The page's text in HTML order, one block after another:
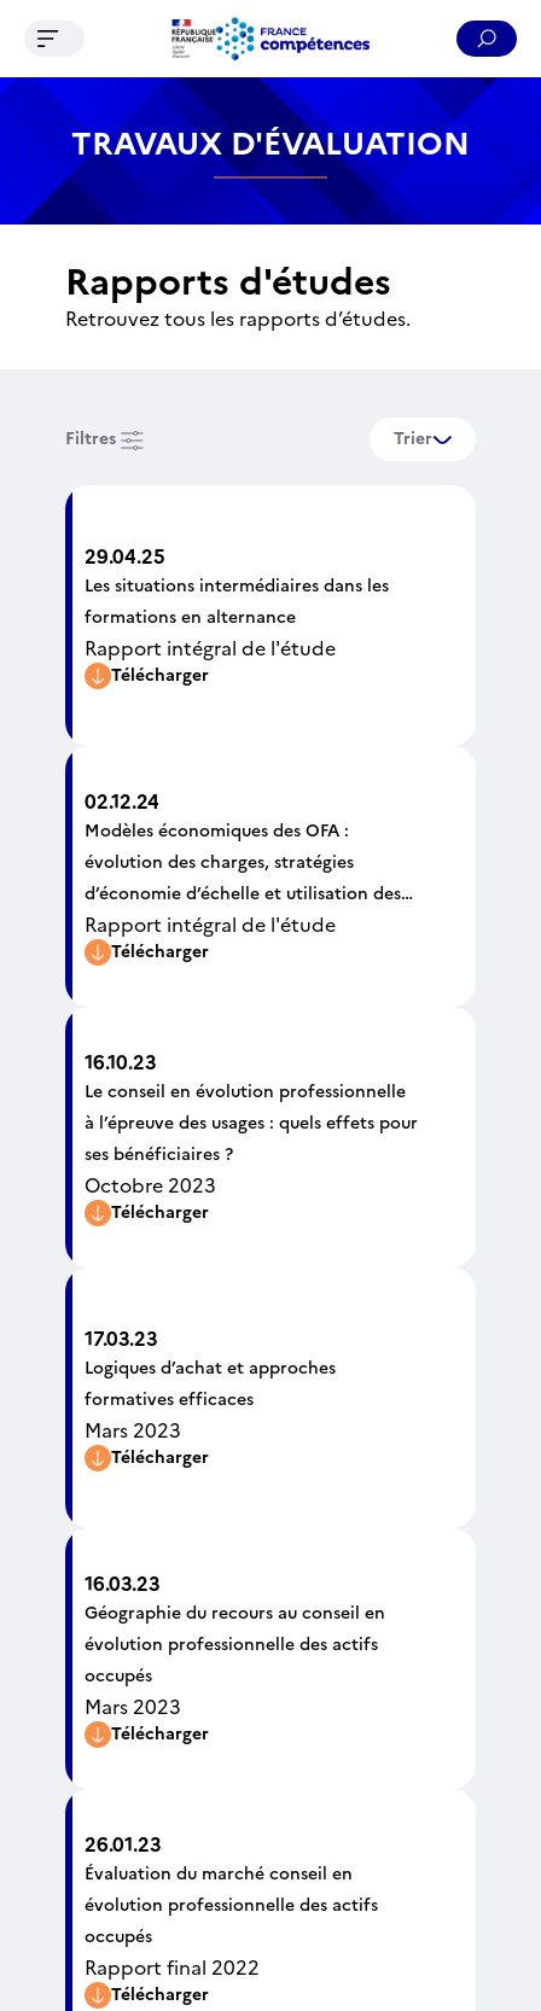
Contenu Recherche Menu Pied de page
Ouvrir le menu de navigation
TRAVAUX D'ÉVALUATION
Rapports d'études
Retrouvez tous les rapports d’études.
Filtres Trier
29.04.25
Les situations intermédiaires dans les
formations en alternance
Rapport intégral de l'étude
Télécharger
02.12.24
Modèles économiques des OFA :
évolution des charges, stratégies
d’économie d’échelle et utilisation des
bénéfices
Rapport intégral de l'étude
Télécharger
16.10.23
Le conseil en évolution professionnelle
à l’épreuve des usages : quels effets pour
ses bénéficiaires ?
Octobre 2023
Télécharger
17.03.23
Logiques d’achat et approches
formatives efficaces
Mars 2023
Télécharger
16.03.23
Géographie du recours au conseil en
évolution professionnelle des actifs
occupés
Mars 2023
Télécharger
26.01.23
Évaluation du marché conseil en
évolution professionnelle des actifs
occupés
Rapport final 2022
Télécharger